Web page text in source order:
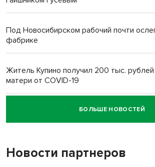
Под Новосибирском рабочий почти
фабрике
Житель Купино получил 200 тыс.
матери от COVID-19
Новосибирский суд наказал водителя за
пенсионерки на вокзале
«Мы живём на пастбище!»: в
терроризируют жителей
БОЛЬШЕ НОВОСТЕЙ
Новости партнеров